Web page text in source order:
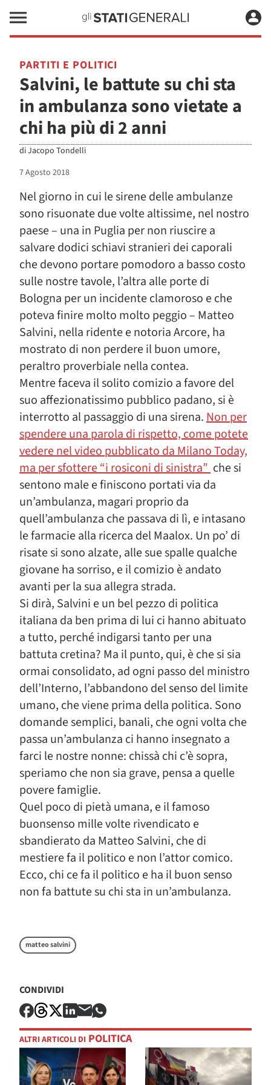
PARTITI E POLITICI
Salvini, le battute su chi sta
in ambulanza sono vietate a
chi ha più di 2 anni
diJacopo Tondelli
7 Agosto 2018
Nel giorno in cui le sirene delle ambulanze
sono risuonate due volte altissime, nel nostro
paese – una in Puglia per non riuscire a
salvare dodici schiavi stranieri dei caporali
che devono portare pomodoro a basso costo
sulle nostre tavole, l’altra alle porte di
Bologna per un incidente clamoroso e che
poteva finire molto molto peggio – Matteo
Salvini, nella ridente e notoria Arcore, ha
mostrato di non perdere il buon umore,
peraltro proverbiale nella contea.
Mentre faceva il solito comizio a favore del
suo affezionatissimo pubblico padano, si è
interrotto al passaggio di una sirena.Non per
spendere una parola di rispetto, come potete
vedere nel video pubblicato da Milano Today,
ma per sfottere “i rosiconi di sinistra”che si
sentono male e finiscono portati via da
un’ambulanza, magari proprio da
quell’ambulanza che passava di lì, e intasano
le farmacie alla ricerca del Maalox. Un po’ di
risate si sono alzate, alle sue spalle qualche
giovane ha sorriso, e il comizio è andato
avanti per la sua allegra strada.
Si dirà, Salvini e un bel pezzo di politica
italiana da ben prima di lui ci hanno abituato
a tutto, perché indigarsi tanto per una
battuta cretina? Ma il punto, qui, è che si sia
ormai consolidato, ad ogni passo del ministro
dell’Interno, l’abbandono del senso del limite
umano, che viene prima della politica. Sono
domande semplici, banali, che ogni volta che
passa un’ambulanza ci hanno insegnato a
farci le nostre nonne: chissà chi c’è sopra,
speriamo che non sia grave, pensa a quelle
povere famiglie.
Quel poco di pietà umana, e il famoso
buonsenso mille volte rivendicato e
sbandierato da Matteo Salvini, che di
mestiere fa il politico e non l’attor comico.
Ecco, chi ce fa il politico e ha il buon senso
non fa battute su chi sta in un’ambulanza.
matteo salvini
CONDIVIDI
ALTRI ARTICOLI DI POLITICA